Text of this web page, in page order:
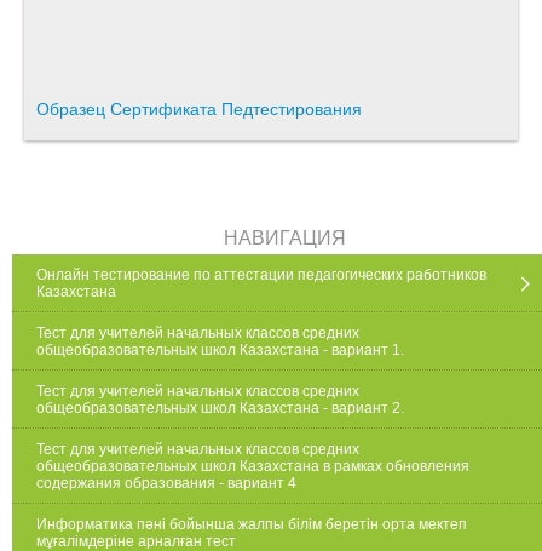
Образец Сертификата Педтестирования
НАВИГАЦИЯ
Онлайн тестирование по аттестации педагогических работников
Казахстана
Тест для учителей начальных классов средних
общеобразовательных школ Казахстана - вариант 1.
Тест для учителей начальных классов средних
общеобразовательных школ Казахстана - вариант 2.
Тест для учителей начальных классов средних
общеобразовательных школ Казахстана в рамках обновления
содержания образования - вариант 4
Информатика пәні бойынша жалпы білім беретін орта мектеп
мұғалімдеріне арналған тест